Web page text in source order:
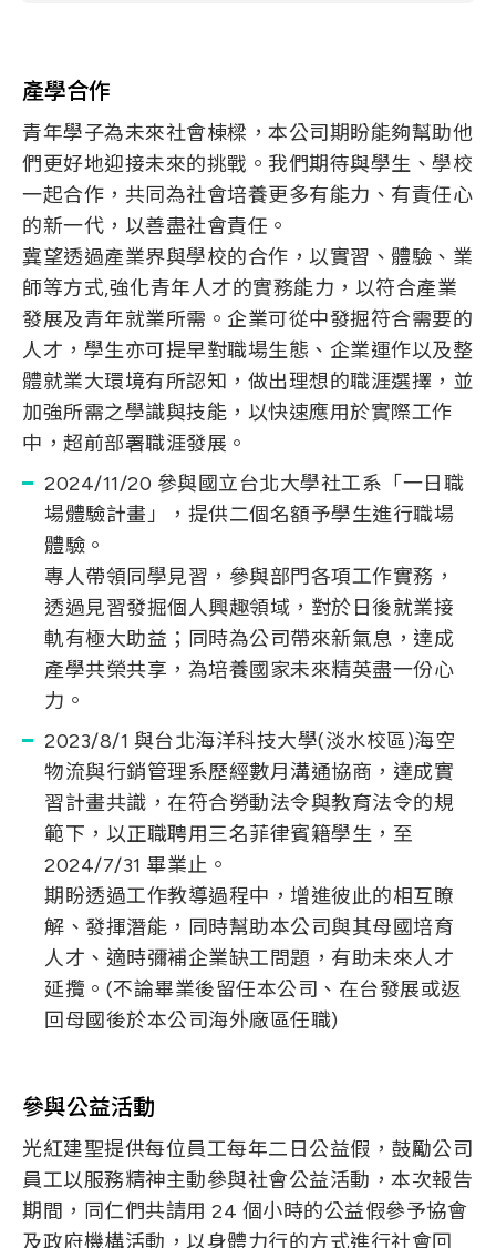
產學合作
青年學子為未來社會棟樑，本公司期盼能夠幫助他
們更好地迎接未來的挑戰。我們期待與學生、學校
一起合作，共同為社會培養更多有能力、有責任心
的新一代，以善盡社會責任。
冀望透過產業界與學校的合作，以實習、體驗、業
師等方式,強化青年人才的實務能力，以符合產業
發展及青年就業所需。企業可從中發掘符合需要的
人才，學生亦可提早對職場生態、企業運作以及整
體就業大環境有所認知，做出理想的職涯選擇，並
加強所需之學識與技能，以快速應用於實際工作
中，超前部署職涯發展。
2024/11/20 參與國立台北大學社工系「一日職
場體驗計畫」，提供二個名額予學生進行職場
體驗。
專人帶領同學見習，參與部門各項工作實務，
透過見習發掘個人興趣領域，對於日後就業接
軌有極大助益；同時為公司帶來新氣息，達成
產學共榮共享，為培養國家未來精英盡一份心
力。
2023/8/1 與台北海洋科技大學(淡水校區)海空
物流與行銷管理系歷經數月溝通協商，達成實
習計畫共識，在符合勞動法令與教育法令的規
範下，以正職聘用三名菲律賓籍學生，至
2024/7/31 畢業止。
期盼透過工作教導過程中，增進彼此的相互瞭
解、發揮潛能，同時幫助本公司與其母國培育
人才、適時彌補企業缺工問題，有助未來人才
延攬。(不論畢業後留任本公司、在台發展或返
回母國後於本公司海外廠區任職)
參與公益活動
光紅建聖提供每位員工每年二日公益假，鼓勵公司
員工以服務精神主動參與社會公益活動，本次報告
期間，同仁們共請用 24 個小時的公益假參予協會
及政府機構活動，以身體力行的方式進行社會回